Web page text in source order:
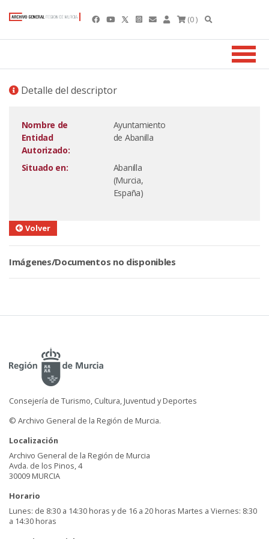
(0 )
Detalle del descriptor
Nombre de
Entidad
Autorizado:
Ayuntamiento
de Abanilla
Situado en:
Abanilla
(Murcia,
España)
Volver
Imágenes/Documentos no disponibles
Consejería de Turismo, Cultura, Juventud y Deportes
© Archivo General de la Región de Murcia.
Localización
Archivo General de la Región de Murcia
Avda. de los Pinos, 4
30009 MURCIA
Horario
Lunes: de 8:30 a 14:30 horas y de 16 a 20 horas Martes a Viernes: 8:30
a 14:30 horas